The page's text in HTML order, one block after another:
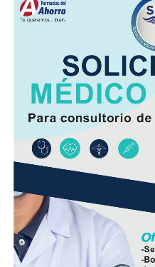
molienda de esos
al límite, lo que dificulta
El líder cañero advirtió
fábricas incrementará los
la rentabilidad para los
que la organización
las cosechas se pierdan.
Asimismo, adelantó que
ante la presidenta Claudia
propuesta para que el
analice opciones que
preservar una de las
región.